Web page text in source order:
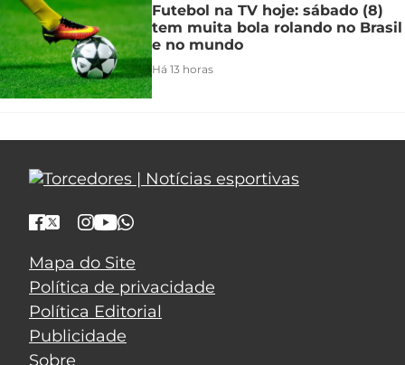
Futebol na TV hoje: sábado (8)
tem muita bola rolando no Brasil
e no mundo
Há 13 horas
Mapa do Site
Política de privacidade
Política Editorial
Publicidade
Sobre